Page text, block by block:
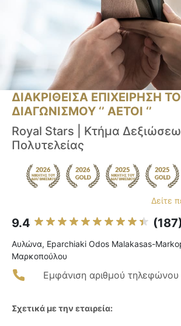
ΔΙΑΚΡΙΘΕΙΣΑ ΕΠΙΧΕΙΡΗΣΗ
ΔΙΑΓΩΝΙΣΜΟΥ ‘’ ΑΕΤΟΙ ‘’
Royal Stars | Κτήμα
Πολυτελείας
Δείτε
9.4
Αυλώνα, Eparchiaki Odos Malakasas-
Μαρκοπούλου
Εμφάνιση αριθμού τηλεφώνου
Σχετικά με την εταιρεία: